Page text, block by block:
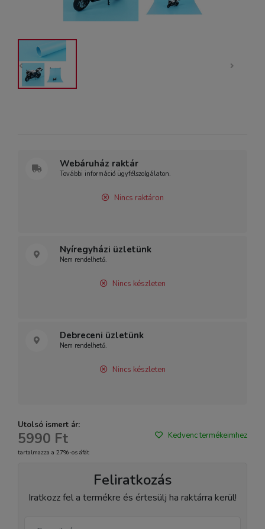
Webáruház raktár
További információ ügyfélszolgálaton.
Nincs raktáron
Nyíregyházi üzletünk
Nem rendelhető.
Nincs készleten
Debreceni üzletünk
Nem rendelhető.
Nincs készleten
Utolsó ismert ár:
5990 Ft
tartalmazza a 27%-os áfát
Kedvenc termékeimhez
Feliratkozás
Iratkozz fel a termékre és értesülj ha raktárra kerül!